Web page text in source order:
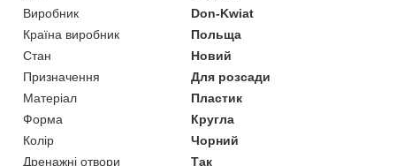
Виробник
Don-Kwiat
Країна виробник
Польща
Стан
Новий
Призначення
Для розсади
Матеріал
Пластик
Форма
Кругла
Колір
Чорний
Дренажні отвори
Так